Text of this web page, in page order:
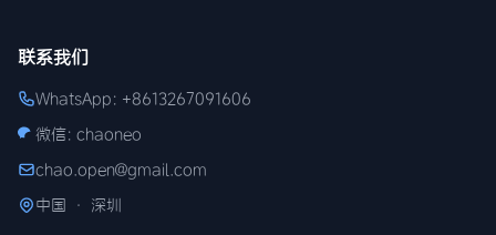
联系我们
WhatsApp: +8613267091606
微信: chaoneo
chao.open@gmail.com
中国 · 深圳